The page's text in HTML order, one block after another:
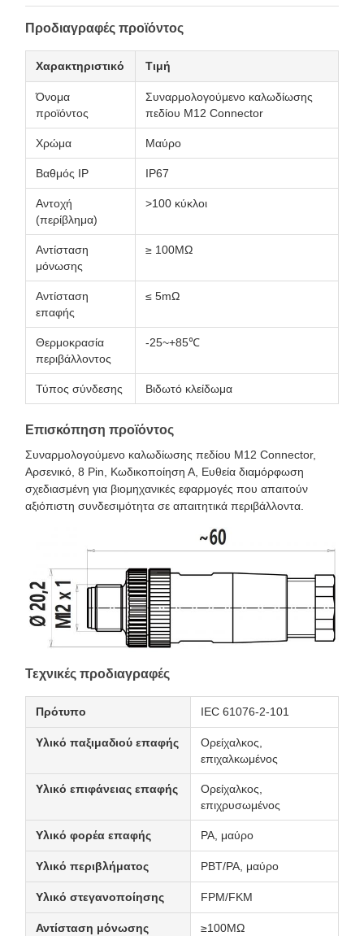
Προδιαγραφές προϊόντος
Χαρακτηριστικό Τιμή
Όνομα
προϊόντος
Συναρμολογούμενο καλωδίωσης
πεδίου M12 Connector
Χρώμα Μαύρο
Βαθμός IP IP67
Αντοχή
(περίβλημα)
>100 κύκλοι
Αντίσταση
μόνωσης
≥ 100MΩ
Αντίσταση
επαφής
≤ 5mΩ
Θερμοκρασία
περιβάλλοντος
-25~+85℃
Τύπος σύνδεσης Βιδωτό κλείδωμα
Επισκόπηση προϊόντος
Συναρμολογούμενο καλωδίωσης πεδίου M12 Connector,
Αρσενικό, 8 Pin, Κωδικοποίηση Α, Ευθεία διαμόρφωση
σχεδιασμένη για βιομηχανικές εφαρμογές που απαιτούν
αξιόπιστη συνδεσιμότητα σε απαιτητικά περιβάλλοντα.
Τεχνικές προδιαγραφές
Πρότυπο IEC 61076-2-101
Υλικό παξιμαδιού επαφής
Ορείχαλκος,
επιχαλκωμένος
Υλικό επιφάνειας επαφής
Ορείχαλκος,
επιχρυσωμένος
Υλικό φορέα επαφής PA, μαύρο
Υλικό περιβλήματος PBT/PA, μαύρο
Υλικό στεγανοποίησης FPM/FKM
Αντίσταση μόνωσης ≥100MΩ